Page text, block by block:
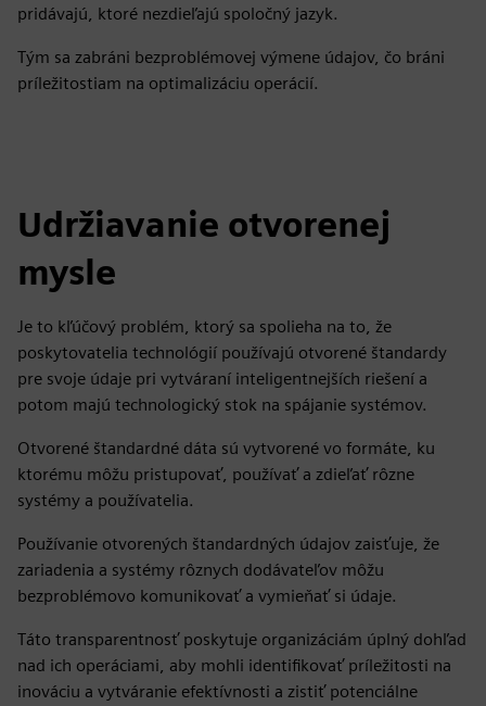
pridávajú, ktoré nezdieľajú spoločný jazyk.
Tým sa zabráni bezproblémovej výmene údajov, čo bráni
príležitostiam na optimalizáciu operácií.
Udržiavanie otvorenej
mysle
Je to kľúčový problém, ktorý sa spolieha na to, že
poskytovatelia technológií používajú otvorené štandardy
pre svoje údaje pri vytváraní inteligentnejších riešení a
potom majú technologický stok na spájanie systémov.
Otvorené štandardné dáta sú vytvorené vo formáte, ku
ktorému môžu pristupovať, používať a zdieľať rôzne
systémy a používatelia.
Používanie otvorených štandardných údajov zaisťuje, že
zariadenia a systémy rôznych dodávateľov môžu
bezproblémovo komunikovať a vymieňať si údaje.
Táto transparentnosť poskytuje organizáciám úplný dohľad
nad ich operáciami, aby mohli identifikovať príležitosti na
inováciu a vytváranie efektívnosti a zistiť potenciálne